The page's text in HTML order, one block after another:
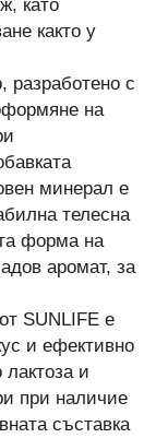
като
както у
разработено с
на
минерал е
телесна
форма на
аромат, за
SUNLIFE е
и ефективно
лактоза и
при наличие
съставка